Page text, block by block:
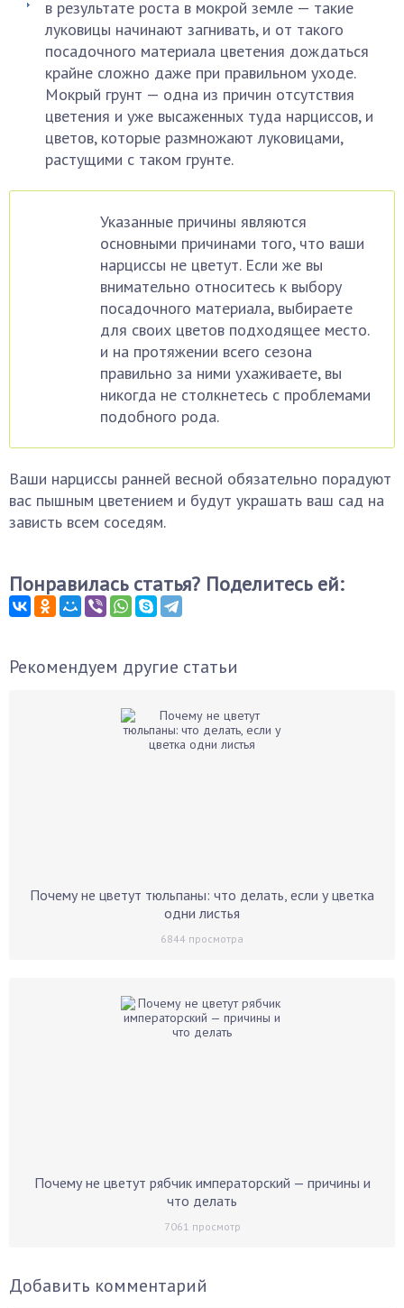
в результате роста в мокрой земле — такие
луковицы начинают загнивать, и от такого
посадочного материала цветения дождаться
крайне сложно даже при правильном уходе.
Мокрый грунт — одна из причин отсутствия
цветения и уже высаженных туда нарциссов, и
цветов, которые размножают луковицами,
растущими с таком грунте.
Указанные причины являются
основными причинами того, что ваши
нарциссы не цветут. Если же вы
внимательно относитесь к выбору
посадочного материала, выбираете
для своих цветов подходящее место.
и на протяжении всего сезона
правильно за ними ухаживаете, вы
никогда не столкнетесь с проблемами
подобного рода.
Ваши нарциссы ранней весной обязательно порадуют
вас пышным цветением и будут украшать ваш сад на
зависть всем соседям.
Понравилась статья? Поделитесь ей:
Рекомендуем другие статьи
Почему не цветут тюльпаны: что делать, если у цветка
одни листья
6844 просмотра
Почему не цветут рябчик императорский — причины и
что делать
7061 просмотр
Добавить комментарий